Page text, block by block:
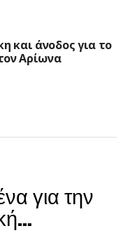
και άνοδος για το
Αρίωνα
για την